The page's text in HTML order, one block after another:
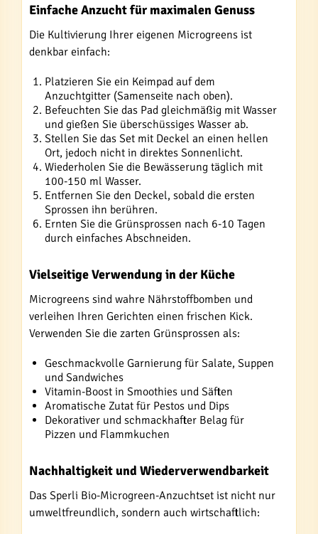
Einfache Anzucht für maximalen Genuss
Die Kultivierung Ihrer eigenen Microgreens ist
denkbar einfach:
Platzieren Sie ein Keimpad auf dem
Anzuchtgitter (Samenseite nach oben).
Befeuchten Sie das Pad gleichmäßig mit Wasser
und gießen Sie überschüssiges Wasser ab.
Stellen Sie das Set mit Deckel an einen hellen
Ort, jedoch nicht in direktes Sonnenlicht.
Wiederholen Sie die Bewässerung täglich mit
100-150 ml Wasser.
Entfernen Sie den Deckel, sobald die ersten
Sprossen ihn berühren.
Ernten Sie die Grünsprossen nach 6-10 Tagen
durch einfaches Abschneiden.
Vielseitige Verwendung in der Küche
Microgreens sind wahre Nährstoffbomben und
verleihen Ihren Gerichten einen frischen Kick.
Verwenden Sie die zarten Grünsprossen als:
Geschmackvolle Garnierung für Salate, Suppen
und Sandwiches
Vitamin-Boost in Smoothies und Säften
Aromatische Zutat für Pestos und Dips
Dekorativer und schmackhafter Belag für
Pizzen und Flammkuchen
Nachhaltigkeit und Wiederverwendbarkeit
Das Sperli Bio-Microgreen-Anzuchtset ist nicht nur
umweltfreundlich, sondern auch wirtschaftlich: